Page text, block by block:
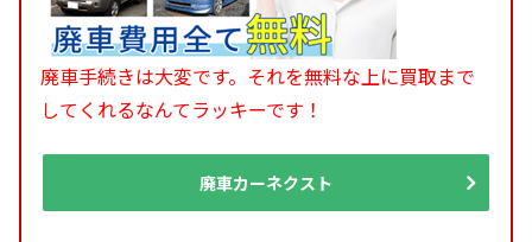
廃車手続きは大変です。それを無料な上に買取まで
してくれるなんてラッキーです！
廃車カーネクスト